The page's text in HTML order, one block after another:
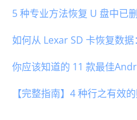
5 种专业方法恢复 U 盘中已
如何从 Lexar SD 卡恢复数
你应该知道的 11 款最佳
【完整指南】4 种行之有效